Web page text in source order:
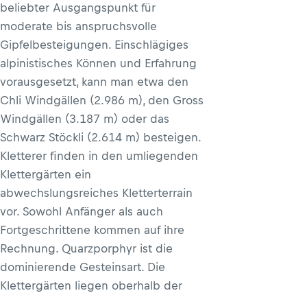
beliebter Ausgangspunkt für
moderate bis anspruchsvolle
Gipfelbesteigungen. Einschlägiges
alpinistisches Können und Erfahrung
vorausgesetzt, kann man etwa den
Chli Windgällen (2.986 m), den Gross
Windgällen (3.187 m) oder das
Schwarz Stöckli (2.614 m) besteigen.
Kletterer finden in den umliegenden
Klettergärten ein
abwechslungsreiches Kletterterrain
vor. Sowohl Anfänger als auch
Fortgeschrittene kommen auf ihre
Rechnung. Quarzporphyr ist die
dominierende Gesteinsart. Die
Klettergärten liegen oberhalb der